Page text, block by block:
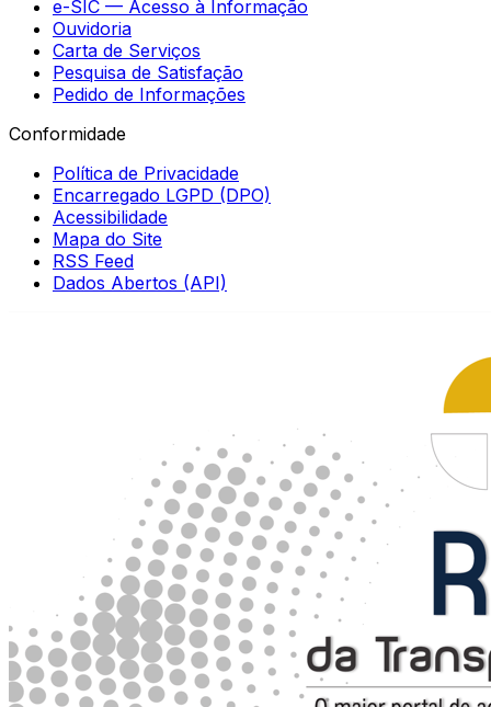
e-SIC — Acesso à Informação
Ouvidoria
Carta de Serviços
Pesquisa de Satisfação
Pedido de Informações
Conformidade
Política de Privacidade
Encarregado LGPD (DPO)
Acessibilidade
Mapa do Site
RSS Feed
Dados Abertos (API)